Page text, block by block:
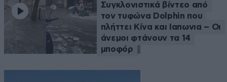
Συγκλονιστικά βίντεο από
τον τυφώνα Dolphin που
πλήττει Κίνα και Ιαπωνια – Οι
άνεμοι φτάνουν τα 14
μποφόρ